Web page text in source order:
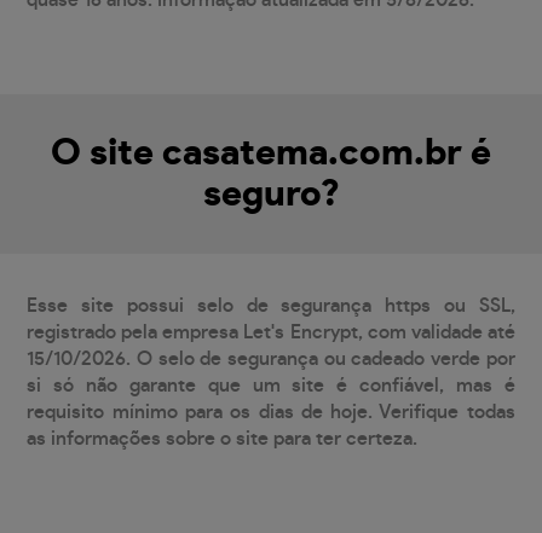
O site casatema.com.br é
seguro?
Esse site possui selo de segurança https ou SSL,
registrado pela empresa Let's Encrypt, com validade até
15/10/2026. O selo de segurança ou cadeado verde por
si só não garante que um site é confiável, mas é
requisito mínimo para os dias de hoje. Verifique todas
as informações sobre o site para ter certeza.